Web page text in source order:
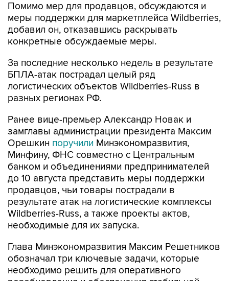
Помимо мер для продавцов, обсуждаются и
меры поддержки для маркетплейса Wildberries,
добавил он, отказавшись раскрывать
конкретные обсуждаемые меры.
За последние несколько недель в результате
БПЛА-атак пострадал целый ряд
логистических объектов Wildberries-Russ в
разных регионах РФ.
Ранее вице-премьер Александр Новак и
замглавы администрации президента Максим
Орешкин поручили Минэкономразвития,
Минфину, ФНС совместно с Центральным
банком и объединениями предпринимателей
до 10 августа представить меры поддержки
продавцов, чьи товары пострадали в
результате атак на логистические комплексы
Wildberries-Russ, а также проекты актов,
необходимые для их запуска.
Глава Минэкономразвития Максим Решетников
обозначал три ключевые задачи, которые
необходимо решить для оперативного